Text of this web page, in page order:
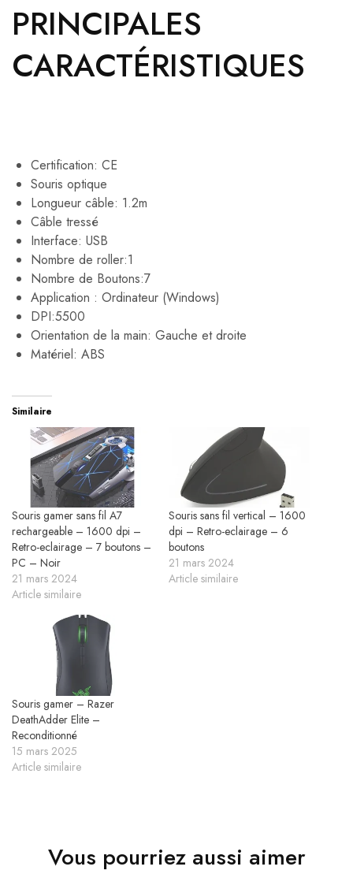
PRINCIPALES
CARACTÉRISTIQUES
Certification: CE
Souris optique
Longueur câble: 1.2m
Câble tressé
Interface: USB
Nombre de roller:1
Nombre de Boutons:7
Application : Ordinateur (Windows)
DPI:5500
Orientation de la main: Gauche et droite
Matériel: ABS
Similaire
Souris gamer sans fil A7
rechargeable – 1600 dpi –
Retro-eclairage – 7 boutons –
PC – Noir
21 mars 2024
Article similaire
Souris sans fil vertical – 1600
dpi – Retro-eclairage – 6
boutons
21 mars 2024
Article similaire
Souris gamer – Razer
DeathAdder Elite –
Reconditionné
15 mars 2025
Article similaire
Vous pourriez aussi aimer